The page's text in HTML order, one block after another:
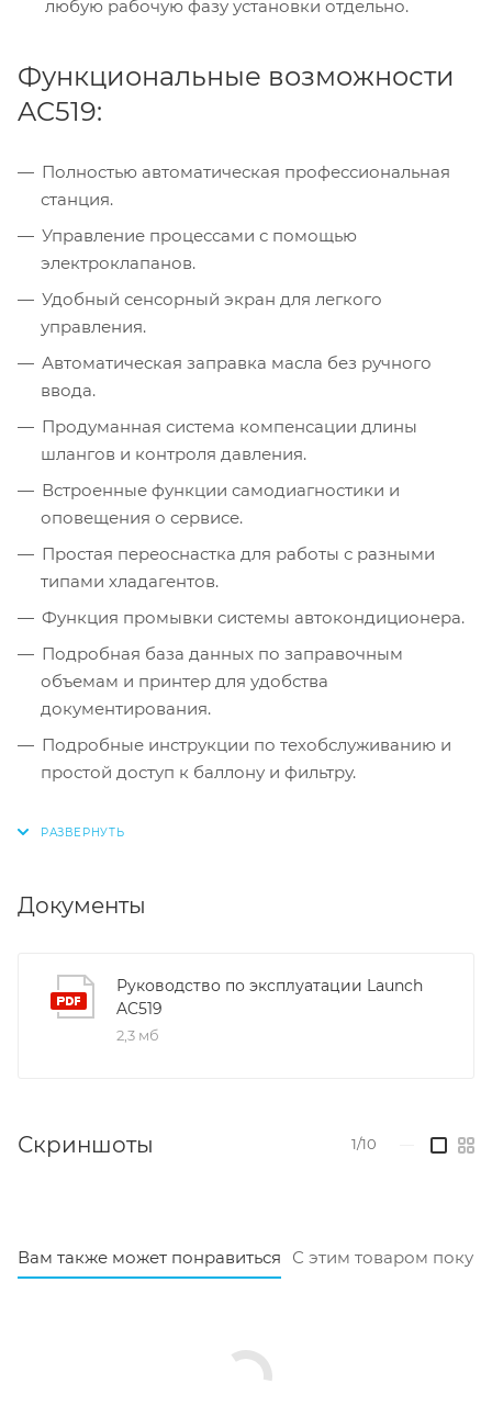
любую рабочую фазу установки отдельно.
Функциональные возможности
AC519:
Полностью автоматическая профессиональная
станция.
Управление процессами с помощью
электроклапанов.
Удобный сенсорный экран для легкого
управления.
Автоматическая заправка масла без ручного
ввода.
Продуманная система компенсации длины
шлангов и контроля давления.
Встроенные функции самодиагностики и
оповещения о сервисе.
Простая переоснастка для работы с разными
типами хладагентов.
Функция промывки системы автокондиционера.
Подробная база данных по заправочным
объемам и принтер для удобства
документирования.
Подробные инструкции по техобслуживанию и
простой доступ к баллону и фильтру.
Документы
Руководство по эксплуатации Launch
AC519
2,3 мб
Скриншоты 1/10
Вам также может понравиться С этим товаром